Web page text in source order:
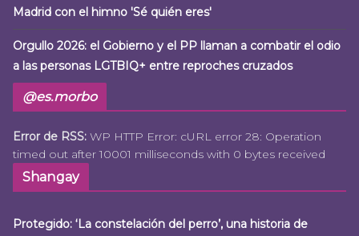
Madrid con el himno 'Sé quién eres'
Orgullo 2026: el Gobierno y el PP llaman a combatir el odio
a las personas LGTBIQ+ entre reproches cruzados
@es.morbo
Error de RSS: WP HTTP Error: cURL error 28: Operation
timed out after 10001 milliseconds with 0 bytes received
Shangay
Protegido: ‘La constelación del perro’, una historia de